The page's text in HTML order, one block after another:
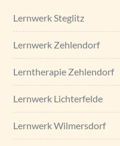
Lernwerk Steglitz
Lernwerk Zehlendorf
Lerntherapie Zehlendorf
Lernwerk Lichterfelde
Lernwerk Wilmersdorf